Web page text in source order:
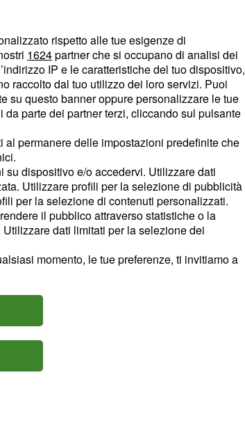
rispetto alle tue esigenze di
1624partner che si occupano di analisi dei
IP e le caratteristiche del tuo dispositivo,
raccolto dal tuo utilizzo dei loro servizi. Puoi
su questo banner oppure personalizzare le tue
parte dei partner terzi, cliccando sul pulsante
al permanere delle impostazioni predefinite che
dispositivo e/o accedervi. Utilizzare dati
Utilizzare profili per la selezione di pubblicità
per la selezione di contenuti personalizzati.
il pubblico attraverso statistiche o la
dati limitati per la selezione dei
momento, le tue preferenze, ti invitiamo a